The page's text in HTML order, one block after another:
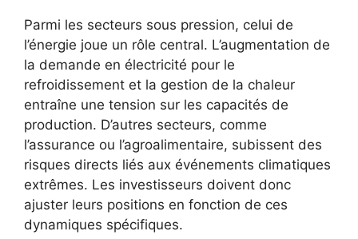
Parmi les secteurs sous pression, celui de
l’énergie joue un rôle central. L’augmentation de
la demande en électricité pour le
refroidissement et la gestion de la chaleur
entraîne une tension sur les capacités de
production. D’autres secteurs, comme
l’assurance ou l’agroalimentaire, subissent des
risques directs liés aux événements climatiques
extrêmes. Les investisseurs doivent donc
ajuster leurs positions en fonction de ces
dynamiques spécifiques.